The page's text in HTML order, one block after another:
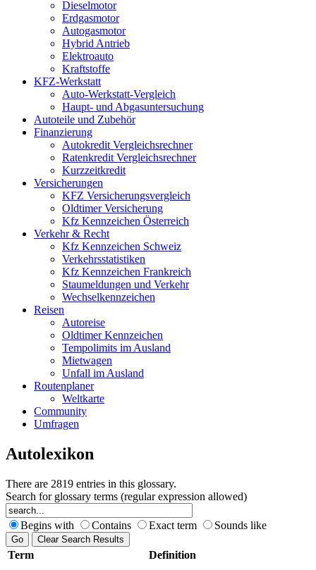
Dieselmotor
Erdgasmotor
Autogasmotor
Hybrid Antrieb
Elektroauto
Kraftstoffe
KFZ-Werkstatt
Auto-Werkstatt-Vergleich
Haupt- und Abgasuntersuchung
Autoteile und Zubehör
Finanzierung
Autokredit Vergleichsrechner
Ratenkredit Vergleichsrechner
Kurzzeitkredit
Versicherungen
KFZ Versicherungsvergleich
Oldtimer Versicherung
Kfz Kennzeichen Österreich
Verkehr & Recht
Kfz Kennzeichen Schweiz
Verkehrsstatistiken
Kfz Kennzeichen Frankreich
Staumeldungen und Verkehr
Wechselkennzeichen
Reisen
Autoreise
Oldtimer Kennzeichen
Tempolimits im Ausland
Mietwagen
Unfall im Ausland
Routenplaner
Weltkarte
Community
Umfragen
Autolexikon
There are 2819 entries in this glossary.
Search for glossary terms (regular expression allowed)
Begins with Contains Exact term Sounds like
Term Definition